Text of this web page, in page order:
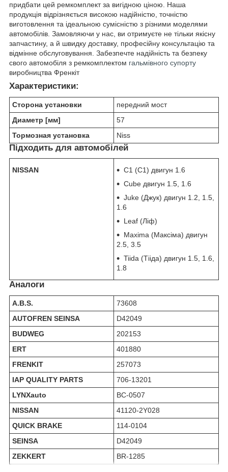
придбати цей ремкомплект за вигідною ціною. Наша
продукція відрізняється високою надійністю, точністю
виготовлення та ідеальною сумісністю з різними моделями
автомобілів. Замовляючи у нас, ви отримуєте не тільки якісну
запчастину, а й швидку доставку, професійну консультацію та
відмінне обслуговування. Забезпечте надійність та безпеку
свого автомобіля з ремкомплектом гальмівного супорту
виробництва Френкіт
Характеристики:
Сторона установки
передний мост
Диаметр [мм]
57
Тормозная установка
Niss
Підходить для автомобілей
NISSAN
C1 (С1) двигун 1.6
Cube двигун 1.5, 1.6
Juke (Джук) двигун 1.2, 1.5,
1.6
Leaf (Ліф)
Maxima (Максіма) двигун
2.5, 3.5
Tiida (Тііда) двигун 1.5, 1.6,
1.8
Аналоги
A.B.S.
73608
AUTOFREN SEINSA
D42049
BUDWEG
202153
ERT
401880
FRENKIT
257073
IAP QUALITY PARTS
706-13201
LYNXauto
BC-0507
NISSAN
41120-2Y028
QUICK BRAKE
114-0104
SEINSA
D42049
ZEKKERT
BR-1285